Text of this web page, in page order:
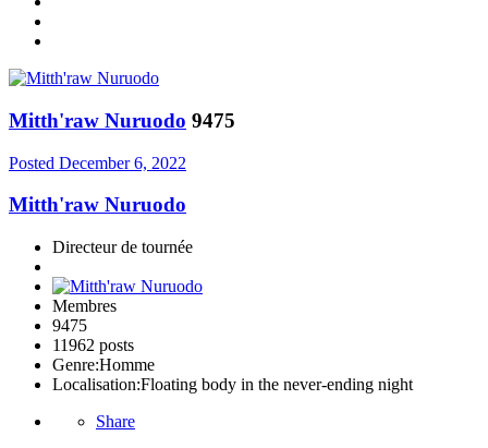
Mitth'raw Nuruodo 9475
Posted December 6, 2022
Mitth'raw Nuruodo
Directeur de tournée
Membres
9475
11962 posts
Genre:Homme
Localisation:Floating body in the never-ending night
Share